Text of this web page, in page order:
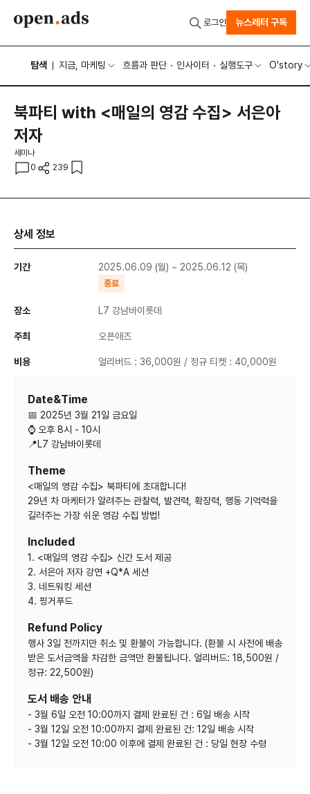
탐색 지금, 마케팅 흐름과 판단 인사이터 실행도구 O'story
로그인 뉴스레터 구독
북파티 with <매일의 영감 수집> 서은아
저자
세미나
0
239
상세 정보
기간 2025.06.09 (월) ~ 2025.06.12 (목)
종료
장소 L7 강남바이롯데
주최 오픈애즈
비용 얼리버드 : 36,000원 / 정규 티켓 : 40,000원
Date&Time
📅 2025년 3월 21일 금요일
⌚ 오후 8시 - 10시
📍L7 강남바이롯데
Theme
<매일의 영감 수집> 북파티에 초대합니다!
29년 차 마케터가 알려주는 관찰력, 발견력, 확장력, 행동 기억력을
길러주는 가장 쉬운 영감 수집 방법!
Included
1. <매일의 영감 수집> 신간 도서 제공
2. 서은아 저자 강연 +Q*A 세션
3. 네트워킹 세션
4. 핑거푸드
Refund Policy
행사 3일 전까지만 취소 및 환불이 가능합니다. (환불 시 사전에 배송
받은 도서금액을 차감한 금액만 환불됩니다. 얼리버드: 18,500원 /
정규: 22,500원)
도서 배송 안내
- 3월 6일 오전 10:00까지 결제 완료된 건 : 6일 배송 시작
- 3월 12일 오전 10:00까지 결제 완료된 건: 12일 배송 시작
- 3월 12일 오전 10:00 이후에 결제 완료된 건 : 당일 현장 수령